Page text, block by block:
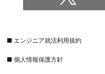
■ エンジニア就活利用規約
■ 個人情報保護方針